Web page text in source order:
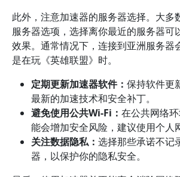
此外，注意加速器的服务器选择。大多
服务器选项，选择离你最近的服务器可
效果。通常情况下，连接到亚洲服务器
是在玩《英雄联盟》时。
定期更新加速器软件： 保持软件更
最新的加速技术和安全补丁。
避免使用公共Wi-Fi： 在公共网络
能会增加安全风险，建议使用个人
关注数据隐私： 选择那些承诺不记
器，以保护你的隐私安全。